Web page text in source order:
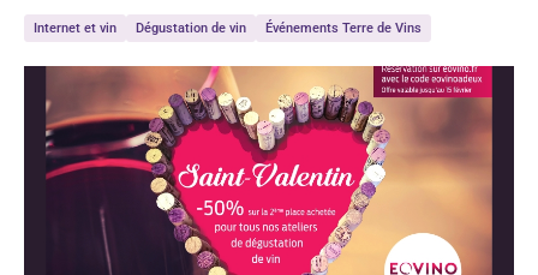
Internet et vin Dégustation de vin Événements Terre de Vins